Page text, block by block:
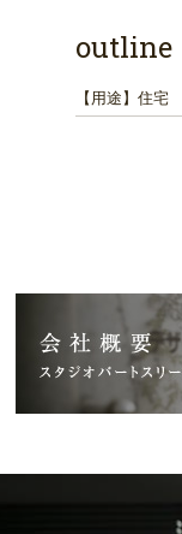
outline
【用途】 住宅